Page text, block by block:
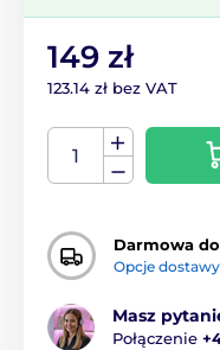
149 zł
123.14 zł bez VAT
Darmowa
Opcje dostawy
Masz
Połączenie